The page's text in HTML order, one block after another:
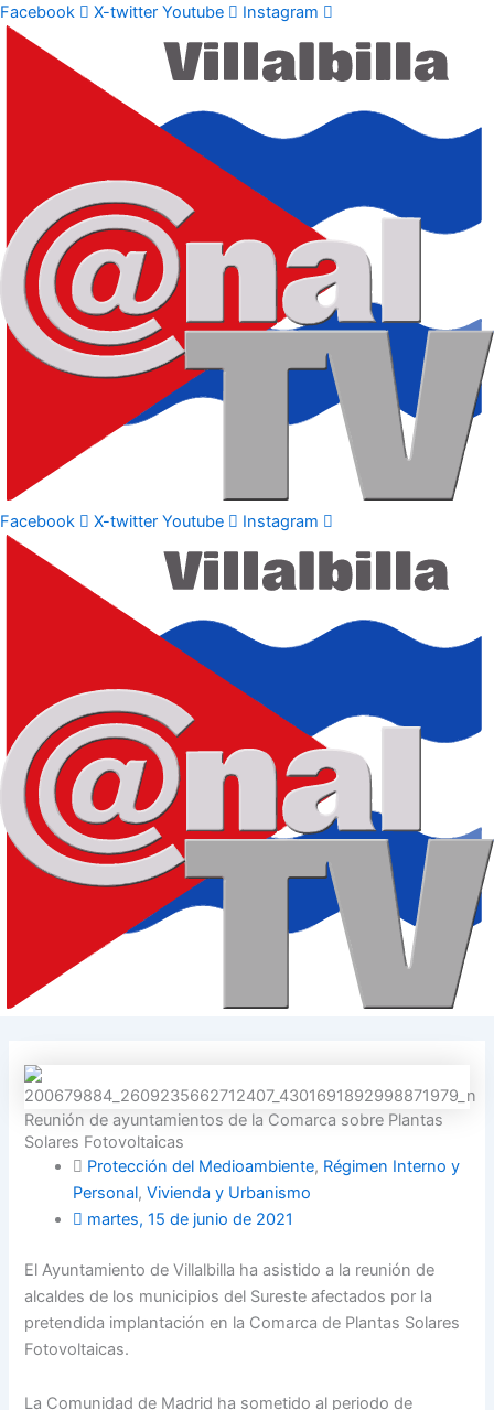
Facebook
X-twitter Youtube Instagram
Facebook X-twitter Youtube Instagram
Reunión de ayuntamientos de la Comarca sobre Plantas
Solares Fotovoltaicas
Protección del Medioambiente, Régimen Interno y
Personal,Vivienda y Urbanismo
martes, 15 de junio de 2021
El Ayuntamiento de Villalbilla ha asistido a la reunión de
alcaldes de los municipios del Sureste afectados por la
pretendida implantación en la Comarca de Plantas Solares
Fotovoltaicas.
La Comunidad de Madrid ha sometido al periodo de